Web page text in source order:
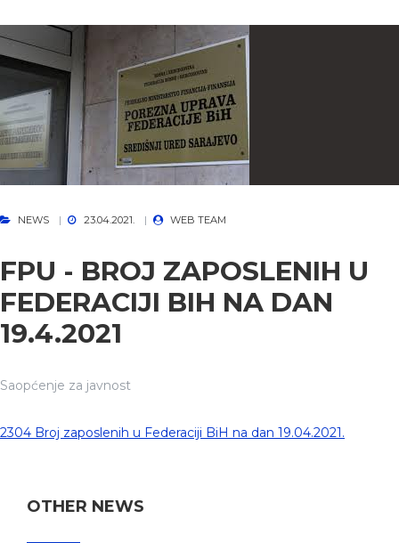
NEWS 23.04.2021. WEB TEAM
FPU - BROJ ZAPOSLENIH U
FEDERACIJI BIH NA DAN
19.4.2021
Saopćenje za javnost
2304 Broj zaposlenih u Federaciji BiH na dan 19.04.2021.
OTHER NEWS